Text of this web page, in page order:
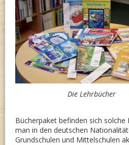
Die Lehrbücher
Bücherpaket befinden sich solche
man in den deutschen
Grundschulen und Mittelschulen